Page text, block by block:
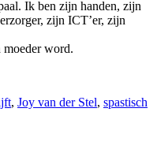
Ik ben zijn handen, zijn
zijn ICT’er, zijn
word.
, Joy van der Stel, spastisch